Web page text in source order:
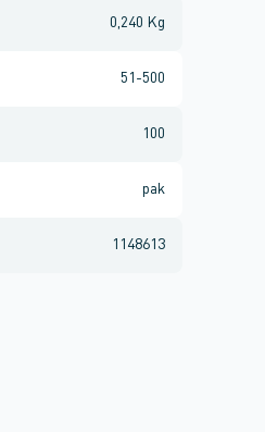
0,240 Kg
51-500
100
pak
1148613